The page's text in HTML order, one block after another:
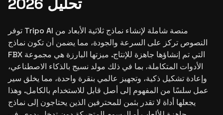
توفر Tripo AI منصة شاملة لإنشاء نماذج ثلاثية الأبعاد من
النصوص تركز على السرعة والجودة، مما يضمن أن تكون نماذج
FBX التي تم إنشاؤها جاهزة للإنتاج. ميزتها البارزة هي مجموعة
الأدوات المتكاملة، بما في ذلك مولد نسيج بالذكاء الاصطناعي،
وإعادة تشكيل ذكية، وتجهيز عالمي بنقرة واحدة، مما يخلق سير
عمل سلسًا من المفهوم إلى أصل قابل للاستخدام بالكامل. وهذا
يجعلها أداة لا تقدر بثمن للمحترفين الذين يحتاجون إلى نماذج